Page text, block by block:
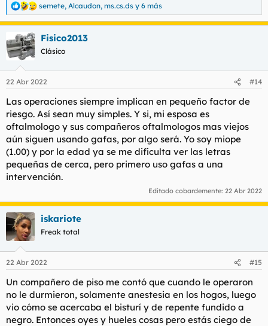
R
e
a
c
c
i
e
:
semete, Alcaudon, ms.cs.ds y 6 más
Fisico2013
Clásico
22 Abr 2022 #14
Las operaciones siempre implican en pequeño factor de
riesgo. Así sean muy simples. Y si, mi esposa es
oftalmologo y sus compañeros oftalmologos mas viejos
aún siguen usando gafas, por algo será. Yo soy miope
(1.00) y por la edad ya se me dificulta ver las letras
pequeñas de cerca, pero primero uso gafas a una
intervención.
Editado cobardemente: 22 Abr 2022
iskariote
Freak total
22 Abr 2022 #15
Un compañero de piso me contó que cuando le operaron
no le durmieron, solamente anestesia en los hogos, luego
vio cómo se acercaba el bisturí y de repente fundido a
negro. Entonces oyes y hueles cosas pero estás ciego de